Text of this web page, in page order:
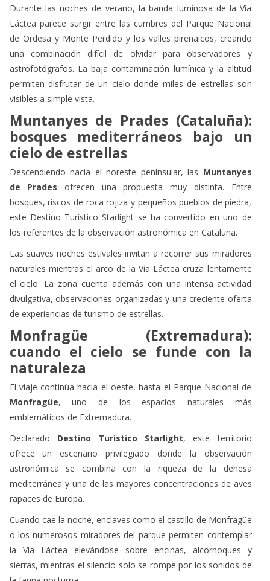
Durante las noches de verano, la banda luminosa de la Vía
Láctea parece surgir entre las cumbres del Parque Nacional
de Ordesa y Monte Perdido y los valles pirenaicos, creando
una combinación difícil de olvidar para observadores y
astrofotógrafos. La baja contaminación lumínica y la altitud
permiten disfrutar de un cielo donde miles de estrellas son
visibles a simple vista.
Muntanyes de Prades (Cataluña):
bosques mediterráneos bajo un
cielo de estrellas
Descendiendo hacia el noreste peninsular, las Muntanyes
de Prades ofrecen una propuesta muy distinta. Entre
bosques, riscos de roca rojiza y pequeños pueblos de piedra,
este Destino Turístico Starlight se ha convertido en uno de
los referentes de la observación astronómica en Cataluña.
Las suaves noches estivales invitan a recorrer sus miradores
naturales mientras el arco de la Vía Láctea cruza lentamente
el cielo. La zona cuenta además con una intensa actividad
divulgativa, observaciones organizadas y una creciente oferta
de experiencias de turismo de estrellas.
Monfragüe (Extremadura):
cuando el cielo se funde con la
naturaleza
El viaje continúa hacia el oeste, hasta el Parque Nacional de
Monfragüe, uno de los espacios naturales más
emblemáticos de Extremadura.
Declarado Destino Turístico Starlight, este territorio
ofrece un escenario privilegiado donde la observación
astronómica se combina con la riqueza de la dehesa
mediterránea y una de las mayores concentraciones de aves
rapaces de Europa.
Cuando cae la noche, enclaves como el castillo de Monfragüe
o los numerosos miradores del parque permiten contemplar
la Vía Láctea elevándose sobre encinas, alcornoques y
sierras, mientras el silencio solo se rompe por los sonidos de